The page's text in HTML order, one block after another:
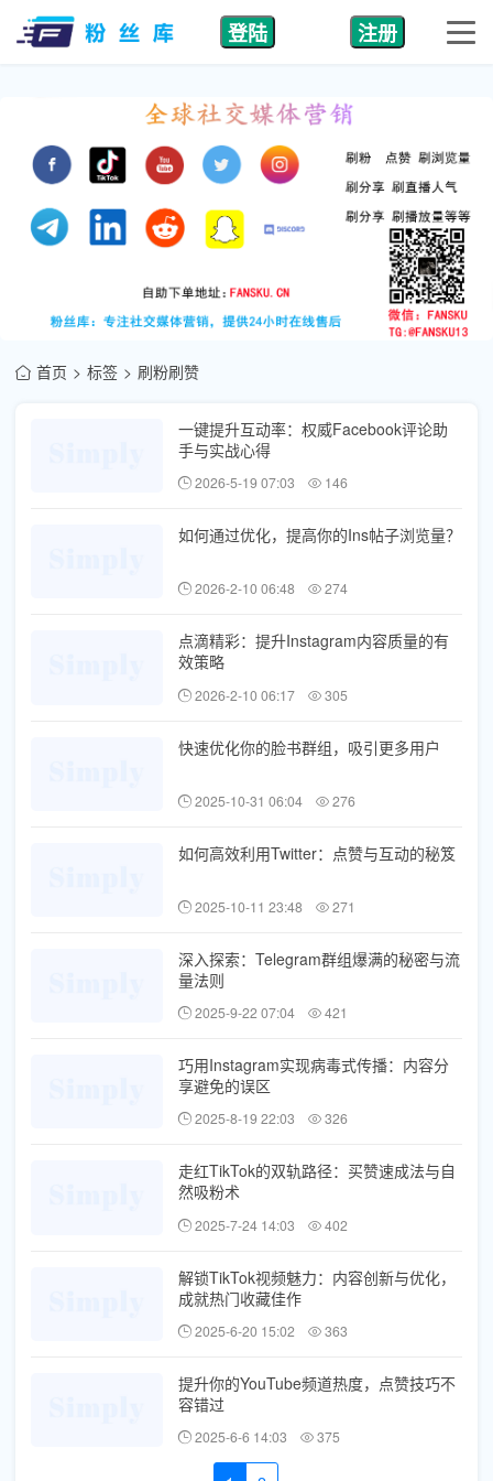
登陆 注册
首页 标签 刷粉刷赞
一键提升互动率：权威Facebook评论助
手与实战心得
2026-5-19 07:03 146
如何通过优化，提高你的Ins帖子浏览量？
2026-2-10 06:48 274
点滴精彩：提升Instagram内容质量的有
效策略
2026-2-10 06:17 305
快速优化你的脸书群组，吸引更多用户
2025-10-31 06:04 276
如何高效利用Twitter：点赞与互动的秘笈
2025-10-11 23:48 271
深入探索：Telegram群组爆满的秘密与流
量法则
2025-9-22 07:04 421
巧用Instagram实现病毒式传播：内容分
享避免的误区
2025-8-19 22:03 326
走红TikTok的双轨路径：买赞速成法与自
然吸粉术
2025-7-24 14:03 402
解锁TikTok视频魅力：内容创新与优化，
成就热门收藏佳作
2025-6-20 15:02 363
提升你的YouTube频道热度，点赞技巧不
容错过
2025-6-6 14:03 375